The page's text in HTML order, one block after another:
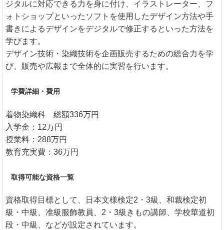
ジタルに対応できる力を身に付け、イラストレーター、フ
ォトショップといったソフトを使用したデザイン方法や手
書きによるデザインをデジタルで修正するといった方法を
学びます。
デザイン技術・染織技術を企画販売するための総合力を学
び、販売や広報まで全体的に実習を行います。
学費詳細・費用
着物染織科 総額336万円
入学金：12万円
授業料：288万円
教育充実費：36万円
取得可能な資格一覧
資格取得目標として、日本文様検定2・3級、和裁検定初
級・中級、准級服飾教員、2・3級きもの講師、学校華道初
段・中級、などが設定されています。